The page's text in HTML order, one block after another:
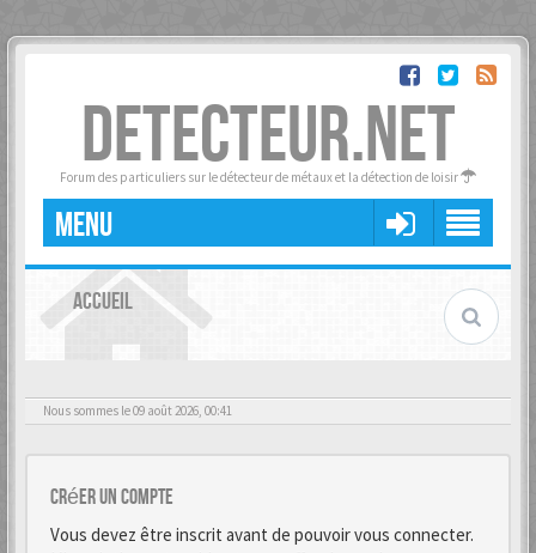
DETECTEUR.NET
Forum des particuliers sur le détecteur de métaux et la détection de loisir
MENU
ACCUEIL
Nous sommes le 09 août 2026, 00:41
Créer un Compte
Vous devez être inscrit avant de pouvoir vous connecter.